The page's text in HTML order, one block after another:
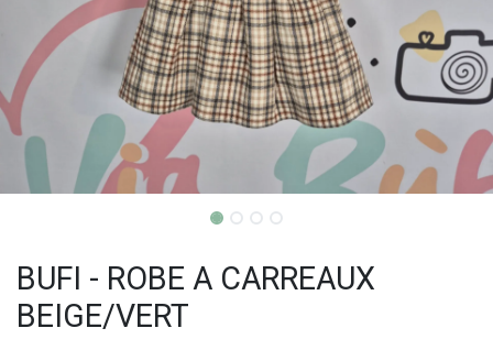
BUFI - ROBE A CARREAUX
BEIGE/VERT